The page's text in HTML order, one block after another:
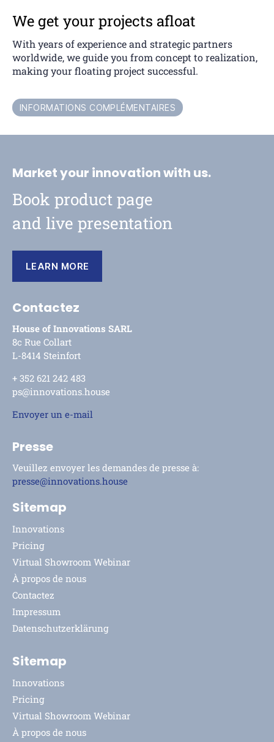
We get your projects afloat
With years of experience and strategic partners
worldwide, we guide you from concept to realization,
making your floating project successful.
INFORMATIONS COMPLÉMENTAIRES
Market your innovation with us.
Book product page
and live presentation
LEARN MORE
Contactez
House of Innovations SARL
8c Rue Collart
L-8414 Steinfort
+ 352 621 242 483
ps@innovations.house
Envoyer un e-mail
Presse
Veuillez envoyer les demandes de presse à:
presse@innovations.house
Sitemap
Innovations
Pricing
Virtual Showroom Webinar
À propos de nous
Contactez
Impressum
Datenschutzerklärung
Sitemap
Innovations
Pricing
Virtual Showroom Webinar
À propos de nous